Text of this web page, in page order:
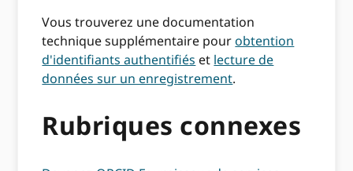
Vous trouverez une documentation
technique supplémentaire pourobtention
d'identifiants authentifiés et lecture de
données sur un enregistrement.
Rubriques connexes